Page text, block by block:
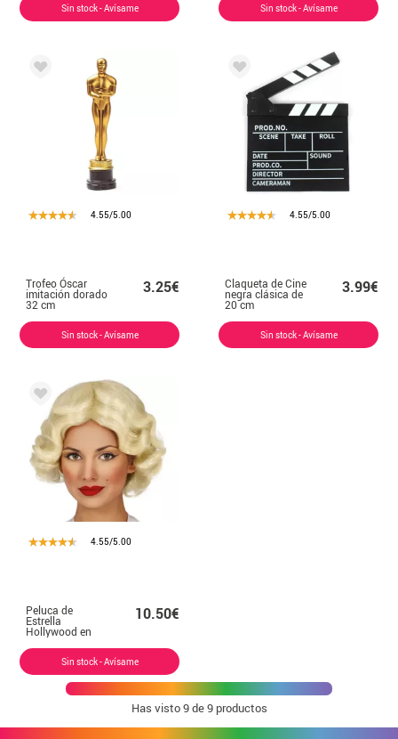
Sin stock - Avísame Sin stock - Avísame
4.55/5.00
Trofeo Óscar
imitación dorado
32 cm
3.25€
Sin stock - Avísame
4.55/5.00
Claqueta de Cine
negra clásica de
20 cm
3.99€
Sin stock - Avísame
4.55/5.00
Peluca de
Estrella
Hollywood en
caja adulto
10.50€
Sin stock - Avísame
Has visto9de 9 productos